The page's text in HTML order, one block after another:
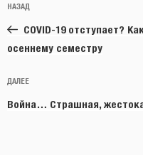
по
записям
Предыдущая
запись:
НАЗАД
COVID-19 отступает?
осеннему семестру
Следующая
запись
ДАЛЕЕ
Война… Страшная,